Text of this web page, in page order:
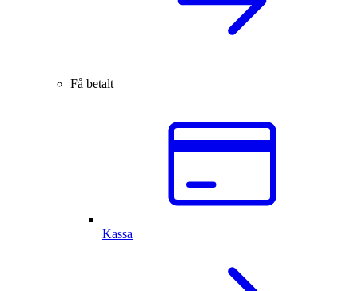
Få betalt
Kassa